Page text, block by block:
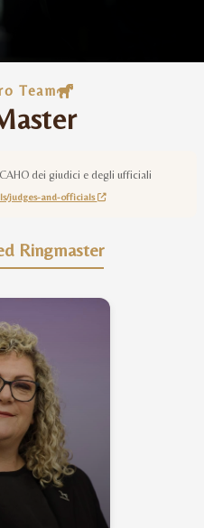
Team
dei giudici e degli ufficiali
judges-and-officials
Ringmaster